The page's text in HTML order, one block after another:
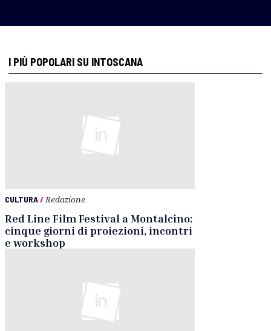
I PIÙ POPOLARI SU INTOSCANA
CULTURA/ Redazione
Red Line Film Festival a Montalcino:
cinque giorni di proiezioni, incontri
e workshop